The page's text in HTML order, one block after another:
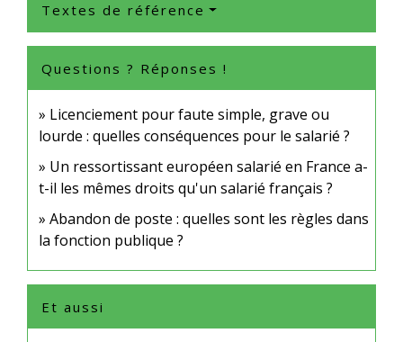
Textes de référence
Questions ? Réponses !
Licenciement pour faute simple, grave ou
lourde : quelles conséquences pour le salarié ?
Un ressortissant européen salarié en France a-
t-il les mêmes droits qu'un salarié français ?
Abandon de poste : quelles sont les règles dans
la fonction publique ?
Et aussi